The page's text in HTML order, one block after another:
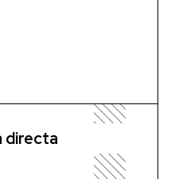
directa